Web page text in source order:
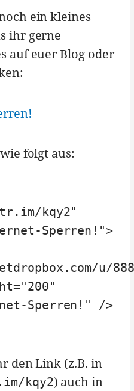
ein kleines
ihr gerne
auf euer Blog oder
folgt aus:
kqy2"
Sperren!">
u/
Sperren!" />
den Link (z.B. in
kqy2) auch in